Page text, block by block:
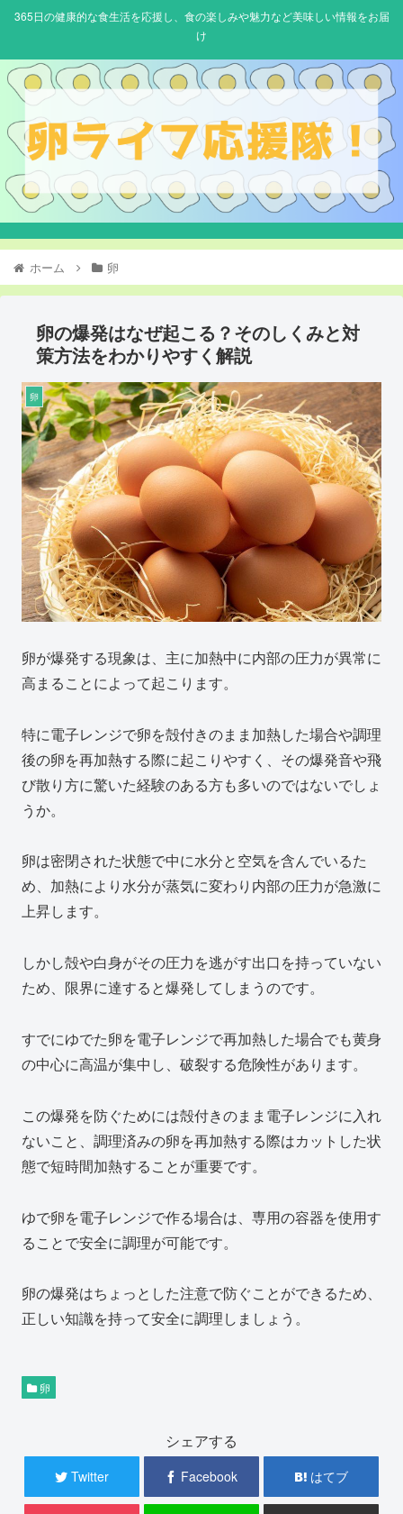
365日の健康的な食生活を応援し、食の楽しみや魅力など美味しい情報をお届
け
ホーム 卵
卵の爆発はなぜ起こる？そのしくみと対
策方法をわかりやすく解説
卵
卵が爆発する現象は、主に加熱中に内部の圧力が異常に
高まることによって起こります。
特に電子レンジで卵を殻付きのまま加熱した場合や調理
後の卵を再加熱する際に起こりやすく、その爆発音や飛
び散り方に驚いた経験のある方も多いのではないでしょ
うか。
卵は密閉された状態で中に水分と空気を含んでいるた
め、加熱により水分が蒸気に変わり内部の圧力が急激に
上昇します。
しかし殻や白身がその圧力を逃がす出口を持っていない
ため、限界に達すると爆発してしまうのです。
すでにゆでた卵を電子レンジで再加熱した場合でも黄身
の中心に高温が集中し、破裂する危険性があります。
この爆発を防ぐためには殻付きのまま電子レンジに入れ
ないこと、調理済みの卵を再加熱する際はカットした状
態で短時間加熱することが重要です。
ゆで卵を電子レンジで作る場合は、専用の容器を使用す
ることで安全に調理が可能です。
卵の爆発はちょっとした注意で防ぐことができるため、
正しい知識を持って安全に調理しましょう。
卵
シェアする
Twitter Facebook はてブ